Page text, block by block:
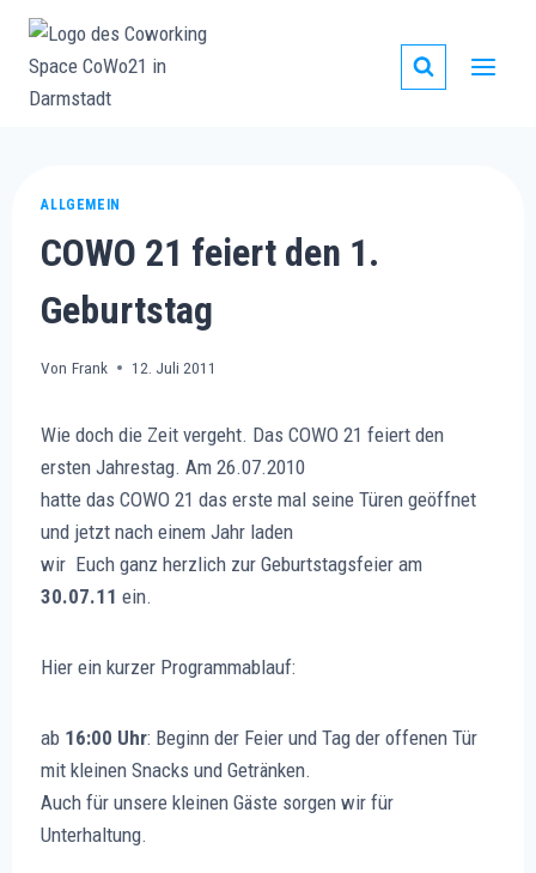
Zum
springen
ALLGEMEIN
COWO 21 feiert den 1.
Geburtstag
Von Frank 12. Juli 2011
Wie doch die Zeit vergeht. Das COWO 21 feiert den
ersten Jahrestag. Am 26.07.2010
hatte das COWO 21 das erste mal seine Türen geöffnet
und jetzt nach einem Jahr laden
wir Euch ganz herzlich zur Geburtstagsfeier am
30.07.11 ein.
Hier ein kurzer Programmablauf:
ab 16:00 Uhr: Beginn der Feier und Tag der offenen Tür
mit kleinen Snacks und Getränken.
Auch für unsere kleinen Gäste sorgen wir für
Unterhaltung.